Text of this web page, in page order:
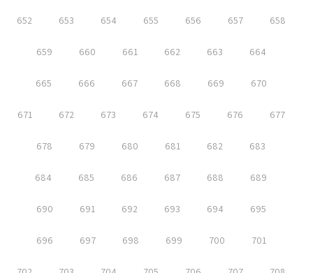
652 653 654 655 656 657 658
659 660 661 662 663 664
665 666 667 668 669 670
671 672 673 674 675 676 677
678 679 680 681 682 683
684 685 686 687 688 689
690 691 692 693 694 695
696 697 698 699 700 701